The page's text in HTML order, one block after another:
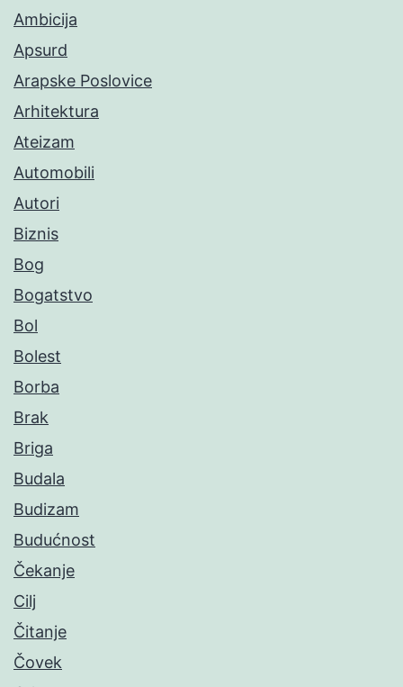
Ambicija
Apsurd
Arapske Poslovice
Arhitektura
Ateizam
Automobili
Autori
Biznis
Bog
Bogatstvo
Bol
Bolest
Borba
Brak
Briga
Budala
Budizam
Budućnost
Čekanje
Cilj
Čitanje
Čovek